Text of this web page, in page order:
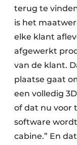
terug te
is het
elke klant
afgewerkt
van de klant.
plaatse gaat
een volledig
of dat nu voor
software
cabine.” En